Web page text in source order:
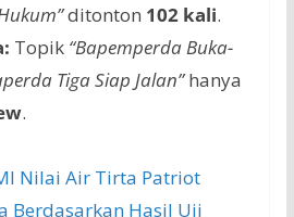
ditonton 102 kali.
Topik “Bapemperda Buka-
Tiga Siap Jalan”hanya
.
Nilai Air Tirta Patriot
Berdasarkan Hasil Uji